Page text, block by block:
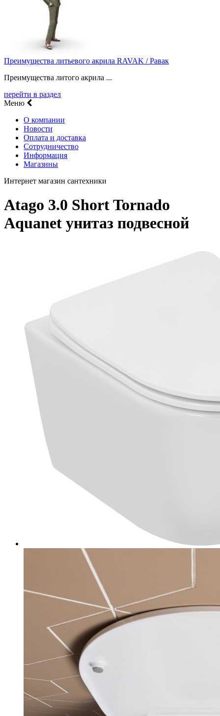
Преимущества литьевого акрила RAVAK / Равак
Преимущества литого акрила ...
перейти в раздел
Меню
О компании
Новости
Оплата и доставка
Сотрудничество
Информация
Магазины
Интернет магазин сантехники
Atago 3.0 Short Tornado
Aquanet унитаз подвесной